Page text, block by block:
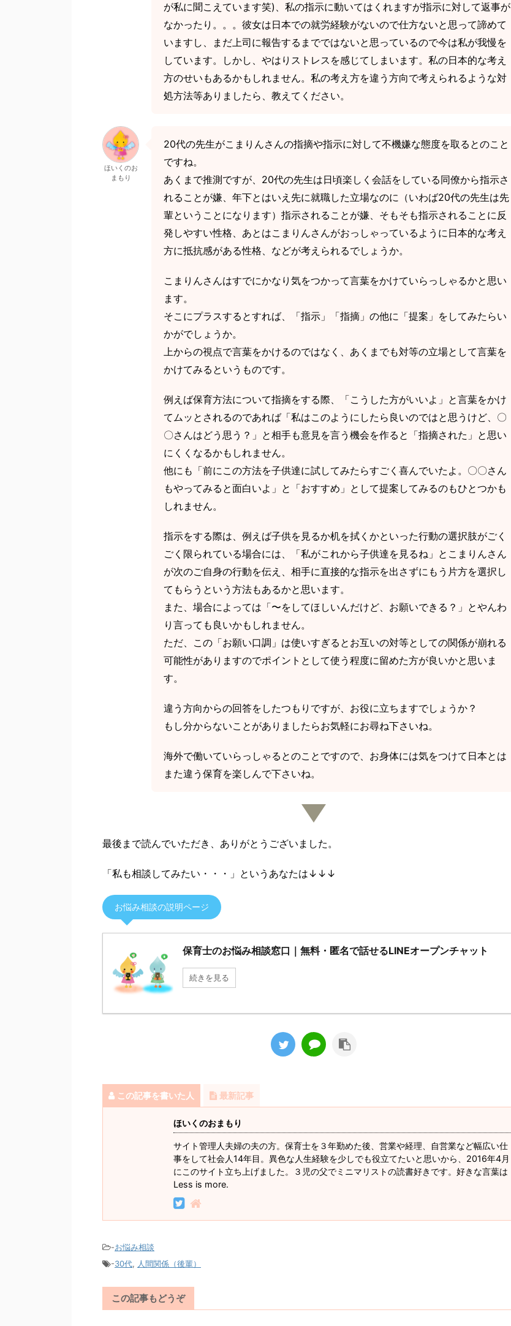
が私に聞こえています笑)、私の指示に動いてはくれますが指示に対して返事が
なかったり。。。彼女は日本での就労経験がないので仕方ないと思って諦めて
いますし、まだ上司に報告するまでではないと思っているので今は私が我慢を
しています。しかし、やはりストレスを感じてしまいます。私の日本的な考え
方のせいもあるかもしれません。私の考え方を違う方向で考えられるような対
処方法等ありましたら、教えてください。
ほいくのお
まもり
20代の先生がこまりんさんの指摘や指示に対して不機嫌な態度を取るとのこと
ですね。
あくまで推測ですが、20代の先生は日頃楽しく会話をしている同僚から指示さ
れることが嫌、年下とはいえ先に就職した立場なのに（いわば20代の先生は先
輩ということになります）指示されることが嫌、そもそも指示されることに反
発しやすい性格、あとはこまりんさんがおっしゃっているように日本的な考え
方に抵抗感がある性格、などが考えられるでしょうか。
こまりんさんはすでにかなり気をつかって言葉をかけていらっしゃるかと思い
ます。
そこにプラスするとすれば、「指示」「指摘」の他に「提案」をしてみたらい
かがでしょうか。
上からの視点で言葉をかけるのではなく、あくまでも対等の立場として言葉を
かけてみるというものです。
例えば保育方法について指摘をする際、「こうした方がいいよ」と言葉をかけ
てムッとされるのであれば「私はこのようにしたら良いのではと思うけど、〇
〇さんはどう思う？」と相手も意見を言う機会を作ると「指摘された」と思い
にくくなるかもしれません。
他にも「前にこの方法を子供達に試してみたらすごく喜んでいたよ。〇〇さん
もやってみると面白いよ」と「おすすめ」として提案してみるのもひとつかも
しれません。
指示をする際は、例えば子供を見るか机を拭くかといった行動の選択肢がごく
ごく限られている場合には、「私がこれから子供達を見るね」とこまりんさん
が次のご自身の行動を伝え、相手に直接的な指示を出さずにもう片方を選択し
てもらうという方法もあるかと思います。
また、場合によっては「〜をしてほしいんだけど、お願いできる？」とやんわ
り言っても良いかもしれません。
ただ、この「お願い口調」は使いすぎるとお互いの対等としての関係が崩れる
可能性がありますのでポイントとして使う程度に留めた方が良いかと思いま
す。
違う方向からの回答をしたつもりですが、お役に立ちますでしょうか？
もし分からないことがありましたらお気軽にお尋ね下さいね。
海外で働いていらっしゃるとのことですので、お身体には気をつけて日本とは
また違う保育を楽しんで下さいね。
最後まで読んでいただき、ありがとうございました。
「私も相談してみたい・・・」というあなたは↓↓↓
お悩み相談の説明ページ
保育士のお悩み相談窓口｜無料・匿名で話せるLINEオープンチャット
続きを見る
この記事を書いた人 最新記事
ほいくのおまもり
サイト管理人夫婦の夫の方。保育士を３年勤めた後、営業や経理、自営業など幅広い仕
事をして社会人14年目。異色な人生経験を少しでも役立てたいと思いから、2016年4月
にこのサイト立ち上げました。３児の父でミニマリストの読書好きです。好きな言葉は
Less is more.
-お悩み相談
-30代, 人間関係（後輩）
この記事もどうぞ